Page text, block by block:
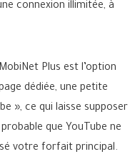
connexion illimitée, à
Plus est l’option
dédiée, une petite
», ce qui laisse supposer
que YouTube ne
votre forfait principal.